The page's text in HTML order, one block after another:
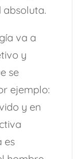
absoluta.
va a
y
se
ejemplo:
y en
es